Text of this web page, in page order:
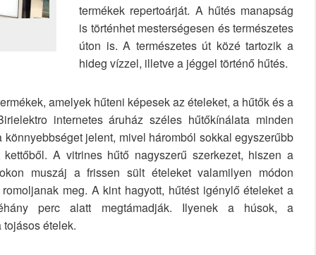
termékek repertoárját. A hűtés manapság
is történhet mesterségesen és természetes
úton is. A természetes út közé tartozik a
hideg vízzel, illetve a jéggel történő hűtés.
amelyek hűteni képesek az ételeket, a hűtők és a
internetes áruház széles hűtőkínálata minden
könnyebbséget jelent, mivel háromból sokkal egyszerűbb
kettőből. A vitrines hűtő nagyszerű szerkezet, hiszen a
muszáj a frissen sült ételeket valamilyen módon
meg. A kint hagyott, hűtést igénylő ételeket a
perc alatt megtámadják. Ilyenek a húsok, a
tojásos ételek.